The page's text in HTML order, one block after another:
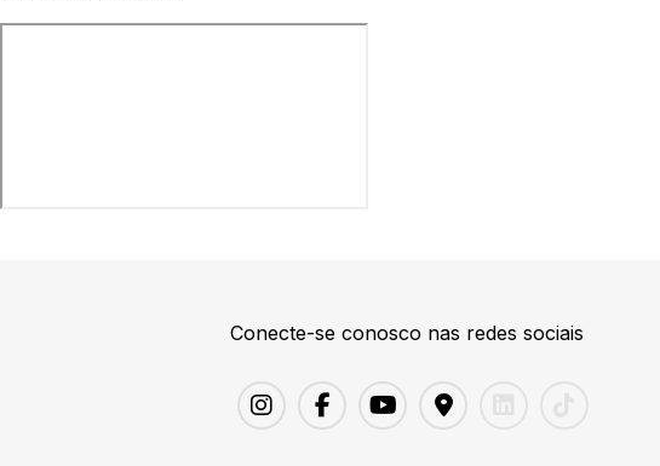
Conecte-se conosco nas redes sociais